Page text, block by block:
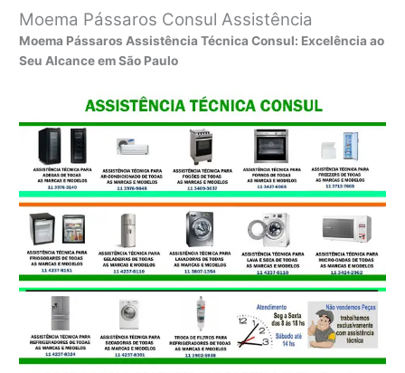
Moema Pássaros Consul Assistência
Moema Pássaros Assistência Técnica Consul: Excelência ao
Seu Alcance em São Paulo